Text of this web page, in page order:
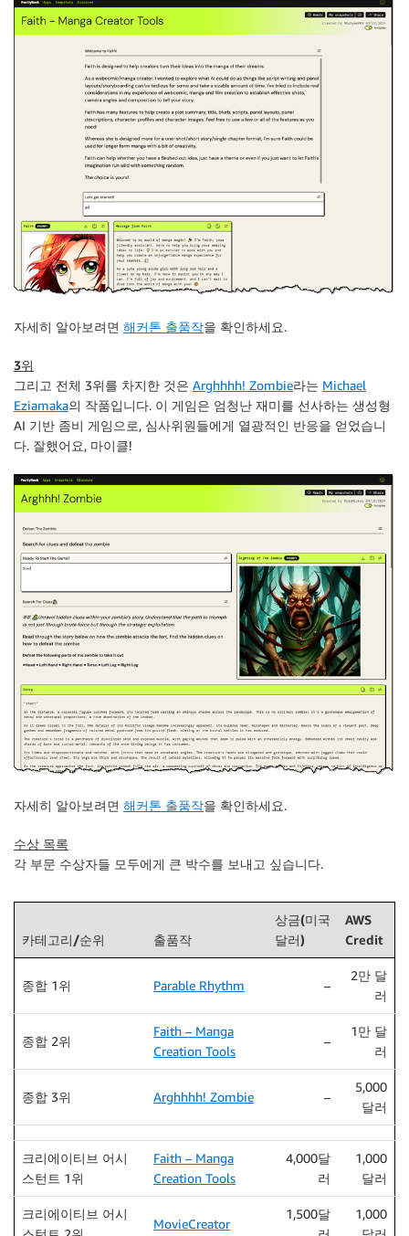
자세히 알아보려면 해커톤 출품작을 확인하세요.
3위
그리고 전체 3위를 차지한 것은 Arghhhh! Zombie라는 Michael
Eziamaka의 작품입니다. 이 게임은 엄청난 재미를 선사하는 생성형
AI 기반 좀비 게임으로, 심사위원들에게 열광적인 반응을 얻었습니
다. 잘했어요, 마이클!
자세히 알아보려면 해커톤 출품작을 확인하세요.
수상 목록
각 부문 수상자들 모두에게 큰 박수를 보내고 싶습니다.
카테고리/순위 출품작
상금(미국
달러)
AWS
Credit
종합 1위 Parable Rhythm –
2만 달
러
종합 2위
Faith – Manga
Creation Tools
–
1만 달
러
종합 3위 Arghhhh! Zombie –
5,000
달러
크리에이티브 어시
스턴트 1위
Faith – Manga
Creation Tools
4,000달
러
1,000
달러
크리에이티브 어시
MovieCreator
1,500달
1,000